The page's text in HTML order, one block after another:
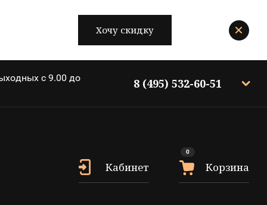
Хочу скидку
c 9.00 до
8 (495) 532-60-51
Кабинет Корзина
0